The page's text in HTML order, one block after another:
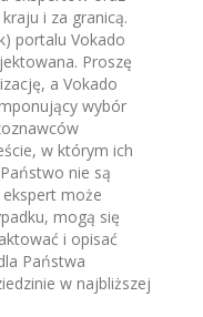
i za granicą.
portalu Vokado
Proszę
a Vokado
wybór
w którym ich
nie są
może
mogą się
i opisać
Państwa
w najbliższej